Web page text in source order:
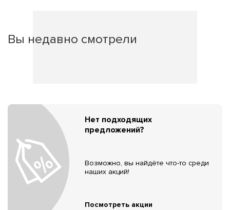
Вы недавно смотрели
Нет подходящих
предложений?
Возможно, вы найдёте что-то среди
наших акций!
Посмотреть акции